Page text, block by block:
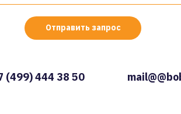
Отправить запрос
(499) 444 38 50